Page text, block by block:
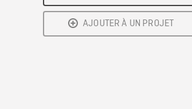
AJOUTER À UN PROJET